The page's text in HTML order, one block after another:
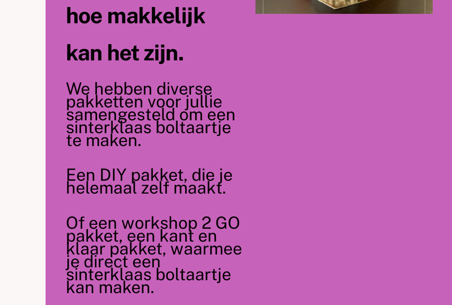
hoe makkelijk
kan het zijn.
We hebben diverse
pakketten voor jullie
samengesteld om een
sinterklaas boltaartje
te maken.
Een DIY pakket, die je
helemaal zelf maakt.
Of een workshop 2 GO
pakket, een kant en
klaar pakket, waarmee
je direct een
sinterklaas boltaartje
kan maken.